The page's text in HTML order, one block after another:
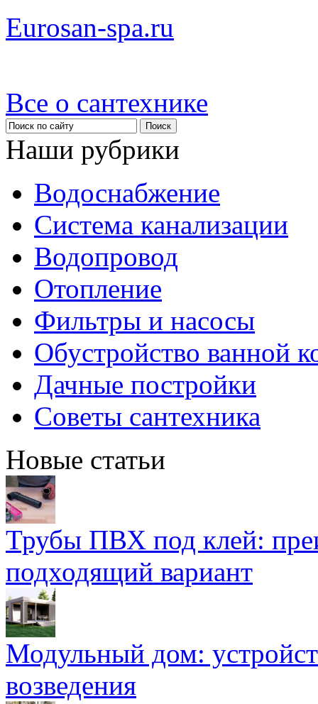
Eurosan-spa.ru
Все о сантехнике
Наши рубрики
Водоснабжение
Система канализации
Водопровод
Отопление
Фильтры и насосы
Обустройство ванной
Дачные постройки
Советы сантехника
Новые статьи
Трубы ПВХ под клей:
подходящий вариант
Модульный дом:
возведения